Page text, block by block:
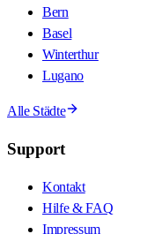
Bern
Basel
Winterthur
Lugano
Alle Städte
Support
Kontakt
Hilfe & FAQ
Impressum